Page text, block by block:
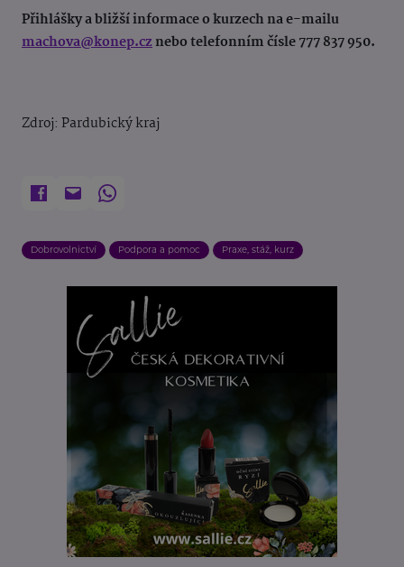
Přihlášky a bližší informace o kurzech na e-mailu
machova@konep.cznebo telefonním čísle 777 837 950.
Zdroj: Pardubický kraj
Dobrovolnictví Podpora a pomoc Praxe, stáž, kurz